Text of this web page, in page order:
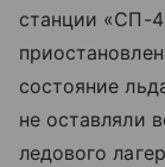
станции «СП-
состояние
не оставляли
ледового